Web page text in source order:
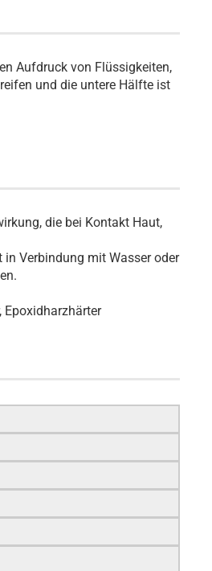
Aufdruck von Flüssigkeiten,
und die untere Hälfte ist
die bei Kontakt Haut,
Verbindung mit Wasser oder
Epoxidharzhärter